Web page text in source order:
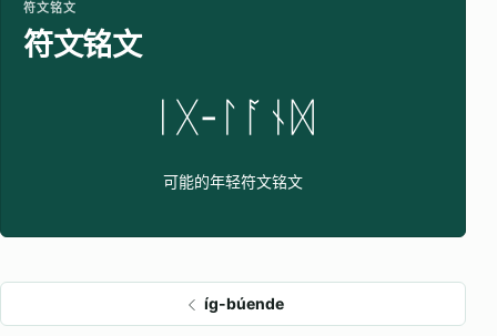
符文铭文
符文铭文
ᛁᚷ-ᛚᚪᚾᛞ
可能的年轻符文铭文
íg-búende